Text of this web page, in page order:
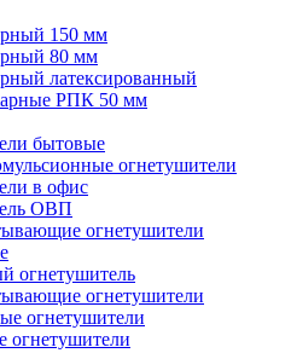
150 мм
80 мм
латексированный
РПК 50 мм
бытовые
огнетушители
в офис
ОВП
огнетушители
огнетушитель
огнетушители
огнетушители
огнетушители